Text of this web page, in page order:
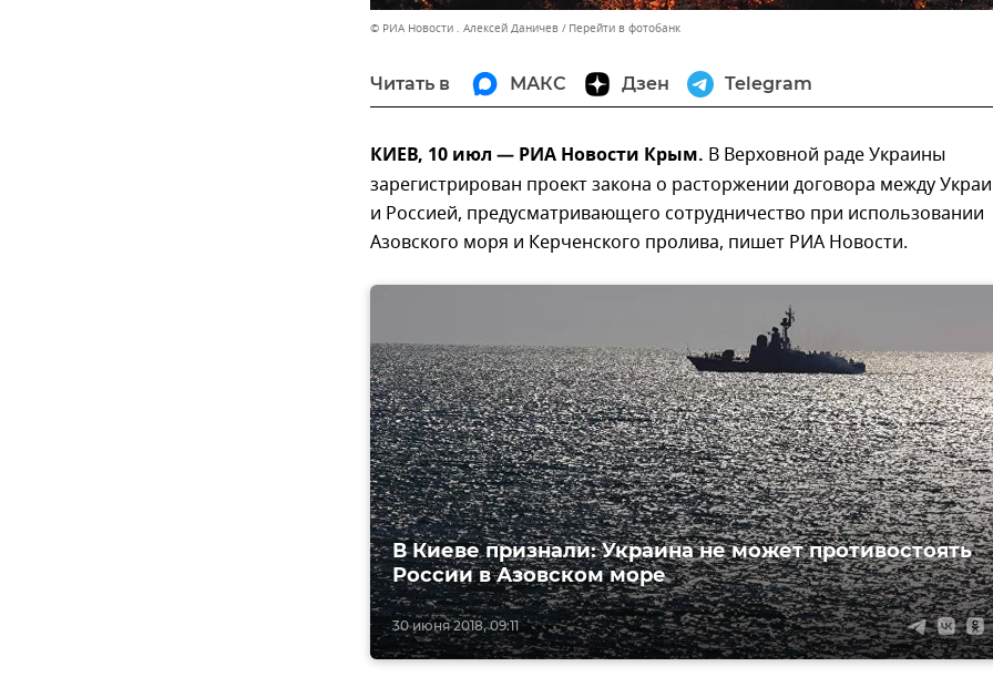
© РИА Новости . Алексей Даничев Перейти в фотобанк
Читать в МАКС Дзен Telegram
КИЕВ, 10 июл — РИА Новости Крым. В Верховной раде Украины
зарегистрирован проект закона о расторжении договора между
и Россией, предусматривающего сотрудничество при использовании
Азовского моря и Керченского пролива, пишет РИА Новости.
30 июня 2018, 09:11
В Киеве признали: Украина не может противостоять
России в Азовском море